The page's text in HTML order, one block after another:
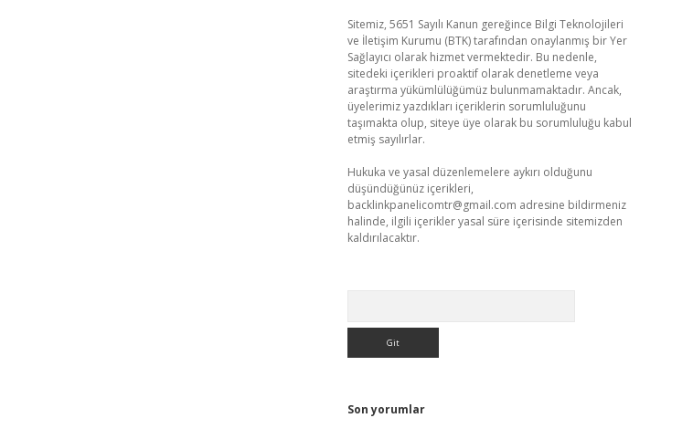
Sitemiz, 5651 Sayılı Kanun gereğince Bilgi Teknolojileri
ve İletişim Kurumu (BTK) tarafından onaylanmış bir Yer
Sağlayıcı olarak hizmet vermektedir. Bu nedenle,
sitedeki içerikleri proaktif olarak denetleme veya
araştırma yükümlülüğümüz bulunmamaktadır. Ancak,
üyelerimiz yazdıkları içeriklerin sorumluluğunu
taşımakta olup, siteye üye olarak bu sorumluluğu kabul
etmiş sayılırlar.
Hukuka ve yasal düzenlemelere aykırı olduğunu
düşündüğünüz içerikleri,
backlinkpanelicomtr@gmail.com adresine bildirmeniz
halinde, ilgili içerikler yasal süre içerisinde sitemizden
kaldırılacaktır.
Son yorumlar